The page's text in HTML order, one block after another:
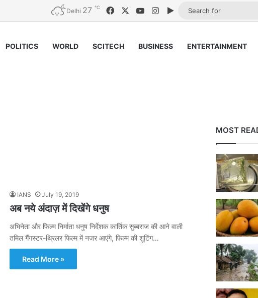
Delhi 27 ℃ Facebook YouTubeInstagram
Google Play
POLITICS WORLD SCITECH BUSINESS ENTERTAINMENT
IANS July 19, 2019
अब नये अंदाज़ में दिखेंगे धनुष
अभिनेता और फिल्म निर्माता धनुष निर्देशक कार्तिक सुब्बराज की आने वाली
तमिल गैंगस्टर-थ्रिलर फिल्म में नजर आएंगे, फिल्म की शूटिंग…
Read More »
MOST